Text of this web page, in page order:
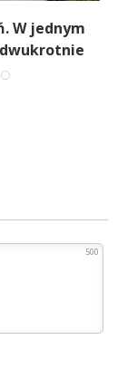
W jednym
500